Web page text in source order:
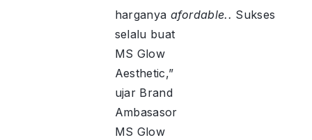
harganya afordable.. Sukses
selalu buat
MS Glow
Aesthetic,”
ujar Brand
Ambasasor
MS Glow